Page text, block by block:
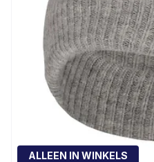
ALLEEN IN WINKELS